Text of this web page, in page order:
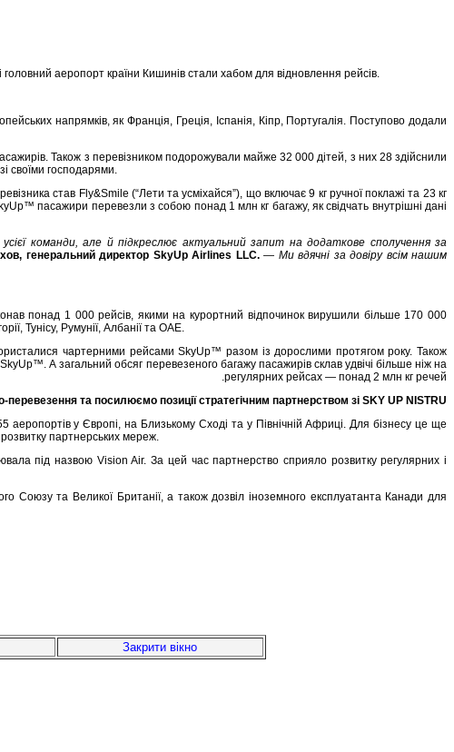
аеропорт країни Кишинів стали хабом для відновлення рейсів.
напрямків, як Франція, Греція, Іспанія, Кіпр, Португалія. Поступово додали
Також з перевізником подорожували майже 32 000 дітей, з них 28 здійснили
своїми господарями.
став Fly&Smile (“Лети та усміхайся”), що включає 9 кг ручної поклажі та 23 кг
пасажири перевезли з собою понад 1 млн кг багажу, як свідчать внутрішні дані
команди, але й підкреслює актуальний запит на додаткове сполучення за
генеральний директор SkyUp Airlines LLC.— Ми вдячні за довіру всім нашим
понад 1 000 рейсів, якими на курортний відпочинок вирушили більше 170 000
Тунісу, Румунії, Албанії та ОАЕ.
чартерними рейсами SkyUp™ разом із дорослими протягом року. Також
А загальний обсяг перевезеного багажу пасажирів склав удвічі більше ніж на
регулярних рейсах — понад 2 млн кг речей.
та посилюємо позиції стратегічним партнерством зі SKY UP NISTRU
у Європі, на Близькому Сході та у Північній Африці. Для бізнесу це ще
партнерських мереж.
під назвою Vision Air. За цей час партнерство сприяло розвитку регулярних і
Союзу та Великої Британії, а також дозвіл іноземного експлуатанта Канади для
Закрити вікно